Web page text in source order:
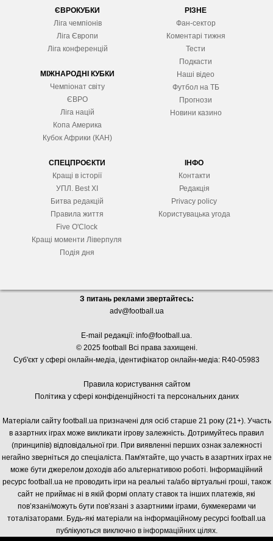
ЄВРОКУБКИ
Ліга чемпіонів
Ліга Європи
Ліга конференцій
МІЖНАРОДНІ КУБКИ
Чемпіонат світу
ЄВРО
Ліга націй
Копа Америка
Кубок Африки (КАН)
РІЗНЕ
Фан-сектор
Коментарі тижня
Тести
Подкасти
Наші відео
Футбол на ТБ
Прогнози
Новини казино
СПЕЦПРОЄКТИ
Кращі в історії
УПЛ. Best XІ
Битва редакцій
Правила життя
Five O'Clock
Кращі моменти Ліверпуля
Подія дня
ІНФО
Контакти
Редакція
Privacy policy
Користувацька угода
З питань реклами звертайтесь:
adv@football.ua
E-mail редакції: info@football.ua.
© 2025 football Всі права захищені.
Суб'єкт у сфері онлайн-медіа, ідентифікатор онлайн-медіа: R40-05983
Правила користування сайтом
Політика у сфері конфіденційності та персональних даних
Матеріали сайту football.ua призначені для осіб старше 21 року (21+). Участь
в азартних іграх може викликати ігрову залежність. Дотримуйтесь правил
(принципів) відповідальної гри. При виявленні перших ознак залежності
негайно зверніться до спеціаліста. Пам'ятайте, що участь в азартних іграх не
може бути джерелом доходів або альтернативою роботі. Інформаційний
ресурс football.ua не проводить ігри на реальні та/або віртуальні гроші, також
сайт не приймає ні в якій формі оплату ставок та інших платежів, які
пов’язані/можуть бути пов’язані з азартними іграми, букмекерами чи
тоталізаторами. Будь-які матеріали на інформаційному ресурсі football.ua
публікуються виключно в інформаційних цілях.